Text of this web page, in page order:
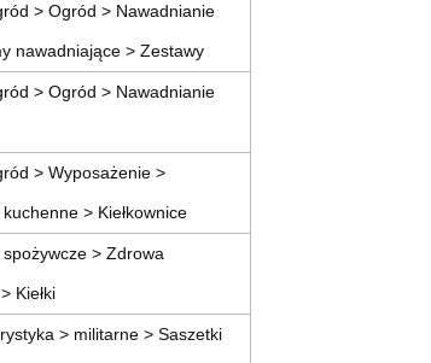
> Ogród > Nawadnianie
nawadniające > Zestawy
> Ogród > Nawadnianie
> Wyposażenie >
> Kiełkownice
> Zdrowa
Kiełki
> militarne > Saszetki